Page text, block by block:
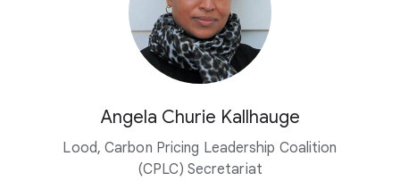
Angela Churie Kallhauge
Lood, Carbon Pricing Leadership Coalition
(CPLC) Secretariat